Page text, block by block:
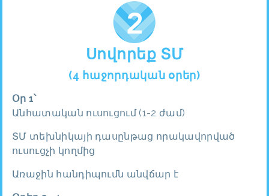
Սովորեք ՏՄ
(4 հաջորդական օրեր)
Օր 1՝
Անհատական ուսուցում (1-2 ժամ)
ՏՄ տեխնիկայի դասընթաց որակավորված
ուսուցչի կողմից
Առաջին հանդիպումն անվճար է